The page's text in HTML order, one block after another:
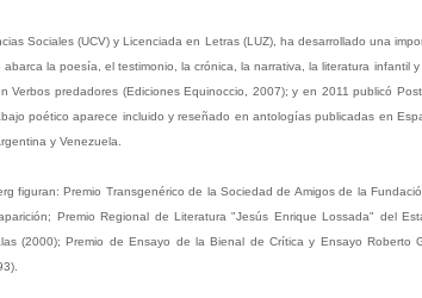
Sociales (UCV) y Licenciada en Letras (LUZ), ha desarrollado una
la poesía, el testimonio, la crónica, la narrativa, la literatura infantil
predadores (Ediciones Equinoccio, 2007); y en 2011 publicó
poético aparece incluido y reseñado en antologías publicadas en
y Venezuela.
figuran: Premio Transgenérico de la Sociedad de Amigos de la
Premio Regional de Literatura "Jesús Enrique Lossada" del
(2000); Premio de Ensayo de la Bienal de Crítica y Ensayo Roberto